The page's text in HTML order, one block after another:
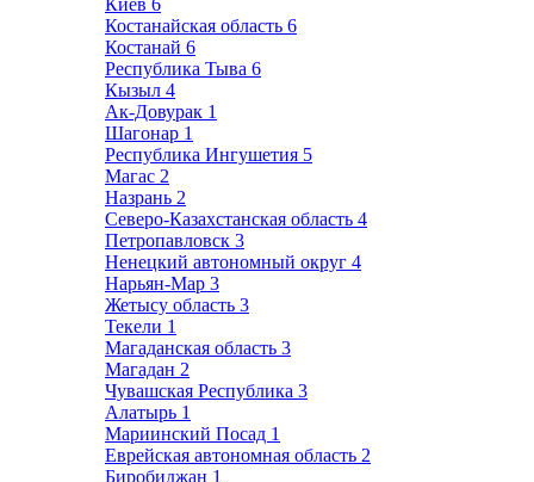
Киев 6
Костанайская область 6
Костанай 6
Республика Тыва 6
Кызыл 4
Ак-Довурак 1
Шагонар 1
Республика Ингушетия 5
Магас 2
Назрань 2
Северо-Казахстанская область 4
Петропавловск 3
Ненецкий автономный округ 4
Нарьян-Мар 3
Жетысу область 3
Текели 1
Магаданская область 3
Магадан 2
Чувашская Республика 3
Алатырь 1
Мариинский Посад 1
Еврейская автономная область 2
Биробиджан 1